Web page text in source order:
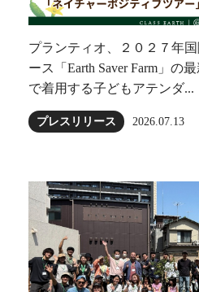
プランティオ、２０２７年
ース「Earth Saver Farm」の
で着用する子どもアテンダ...
プレスリリース 2026.07.13